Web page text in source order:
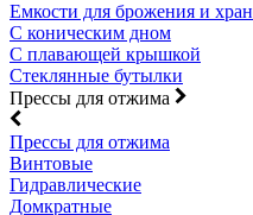
Емкости для брожения и
С коническим дном
С плавающей крышкой
Стеклянные бутылки
Прессы для отжима
Прессы для отжима
Винтовые
Гидравлические
Домкратные